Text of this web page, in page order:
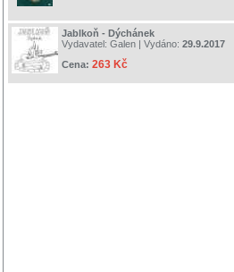
Jablkoň - Dýchánek
Vydavatel: Galen | Vydáno: 29.9.2017
Cena: 263 Kč